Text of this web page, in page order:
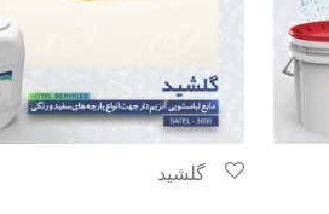
گلشید